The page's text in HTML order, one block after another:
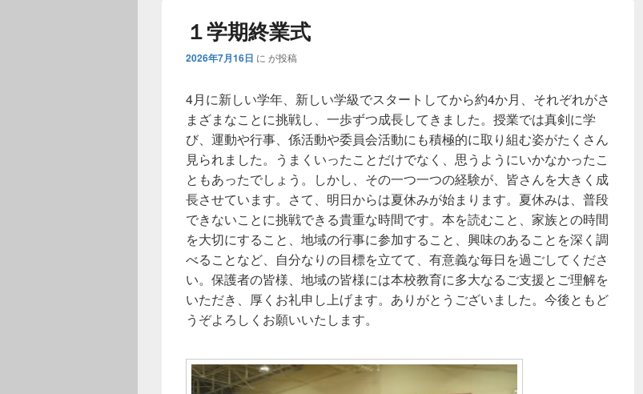
１学期終業式
2026年7月16日 に が投稿
4月に新しい学年、新しい学級でスタートしてから約4か月、それぞれがさ
まざまなことに挑戦し、一歩ずつ成長してきました。授業では真剣に学
び、運動や行事、係活動や委員会活動にも積極的に取り組む姿がたくさん
見られました。うまくいったことだけでなく、思うようにいかなかったこ
ともあったでしょう。しかし、その一つ一つの経験が、皆さんを大きく成
長させています。さて、明日からは夏休みが始まります。夏休みは、普段
できないことに挑戦できる貴重な時間です。本を読むこと、家族との時間
を大切にすること、地域の行事に参加すること、興味のあることを深く調
べることなど、自分なりの目標を立てて、有意義な毎日を過ごしてくださ
い。保護者の皆様、地域の皆様には本校教育に多大なるご支援とご理解を
いただき、厚くお礼申し上げます。ありがとうございました。今後ともど
うぞよろしくお願いいたします。